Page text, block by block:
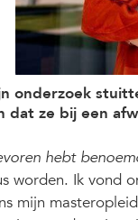
onderzoek
dat ze bij een
hebt
worden. Ik vond
mijn